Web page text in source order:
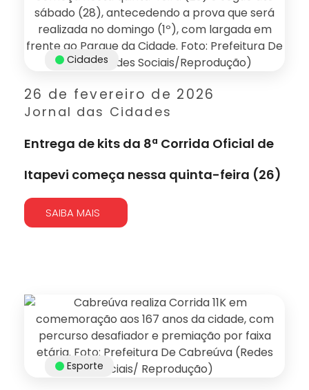
26 de fevereiro de 2026
Jornal das Cidades
Cidades
Entrega de kits da 8ª Corrida Oficial de
Itapevi começa nessa quinta-feira (26)
SAIBA MAIS
Esporte